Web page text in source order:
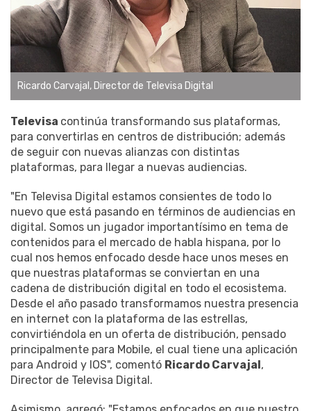
Ricardo Carvajal, Director de Televisa Digital
Televisa continúa transformando sus plataformas,
para convertirlas en centros de distribución; además
de seguir con nuevas alianzas con distintas
plataformas, para llegar a nuevas audiencias.
"En Televisa Digital estamos consientes de todo lo
nuevo que está pasando en términos de audiencias en
digital. Somos un jugador importantísimo en tema de
contenidos para el mercado de habla hispana, por lo
cual nos hemos enfocado desde hace unos meses en
que nuestras plataformas se conviertan en una
cadena de distribución digital en todo el ecosistema.
Desde el año pasado transformamos nuestra presencia
en internet con la plataforma de las estrellas,
convirtiéndola en un oferta de distribución, pensado
principalmente para Mobile, el cual tiene una aplicación
para Android y IOS", comentó Ricardo Carvajal,
Director de Televisa Digital.